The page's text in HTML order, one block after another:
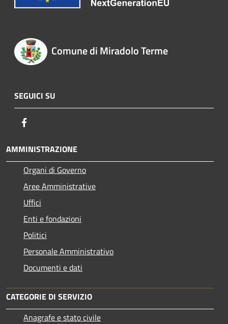
Comune di Miradolo Terme
SEGUICI SU
AMMINISTRAZIONE
Organi di Governo
Aree Amministrative
Uffici
Enti e fondazioni
Politici
Personale Amministrativo
Documenti e dati
CATEGORIE DI SERVIZIO
Anagrafe e stato civile